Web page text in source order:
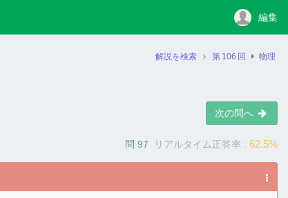
編集
解説を検索 第 106 回 物理
次の問へ
問 97 リアルタイム正答率 : 62.5%